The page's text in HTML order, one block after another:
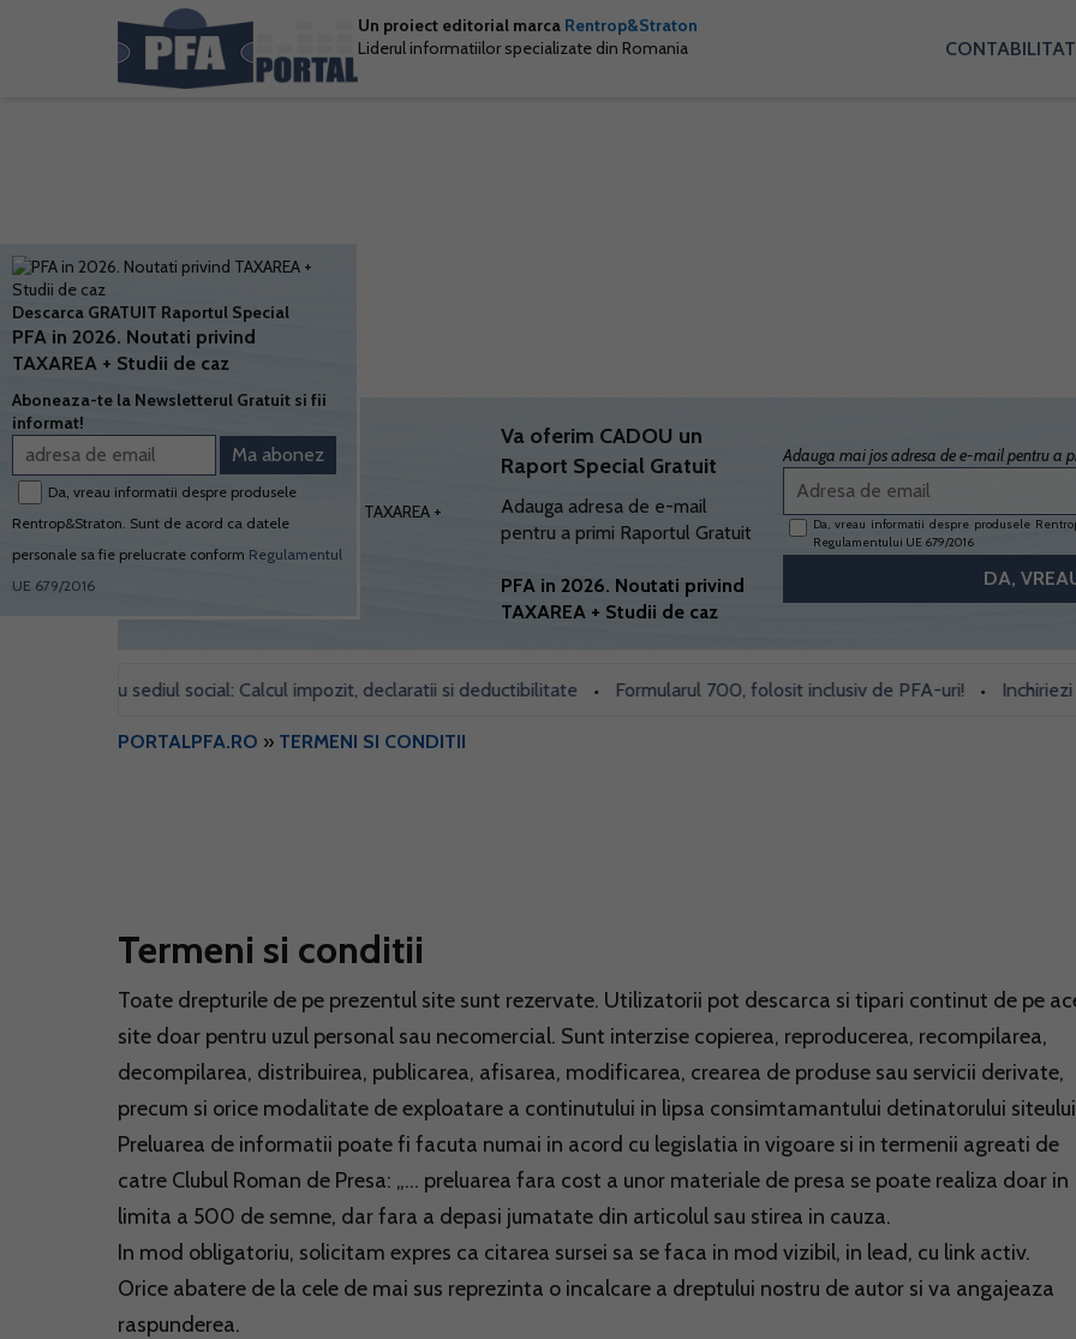
Un proiect editorial marca Rentrop&Straton
Liderul informatiilor specializate din Romania
Va oferim CADOU un
Raport Special Gratuit
Adauga adresa de e-mail
pentru a primi Raportul Gratuit
PFA in 2026. Noutati privind
TAXAREA + Studii de caz
Adauga mai jos adresa de e-mail pentru a
Da, vreau informatii despre produsele
Regulamentului UE 679/2016
pentru sediul social: Calcul impozit, declaratii si deductibilitate • Formularul 700, folosit inclusiv de PFA-uri! • Inchiriezi prin
PORTALPFA.RO » TERMENI SI CONDITII
Termeni si conditii
Toate drepturile de pe prezentul site sunt rezervate. Utilizatorii pot descarca si tipari continut de pe
site doar pentru uzul personal sau necomercial. Sunt interzise copierea, reproducerea, recompilarea,
decompilarea, distribuirea, publicarea, afisarea, modificarea, crearea de produse sau servicii derivate,
precum si orice modalitate de exploatare a continutului in lipsa consimtamantului detinatorului
Preluarea de informatii poate fi facuta numai in acord cu legislatia in vigoare si in termenii agreati de
catre Clubul Roman de Presa: „... preluarea fara cost a unor materiale de presa se poate realiza doar in
limita a 500 de semne, dar fara a depasi jumatate din articolul sau stirea in cauza.
In mod obligatoriu, solicitam expres ca citarea sursei sa se faca in mod vizibil, in lead, cu link activ.
Orice abatere de la cele de mai sus reprezinta o incalcare a dreptului nostru de autor si va angajeaza
raspunderea.
Descarca GRATUIT Raportul Special
PFA in 2026. Noutati privind
TAXAREA + Studii de caz
Aboneaza-te la Newsletterul Gratuit si fii
informat!
Da, vreau informatii despre produsele
Rentrop&Straton. Sunt de acord ca datele
personale sa fie prelucrate conform Regulamentul
UE 679/2016